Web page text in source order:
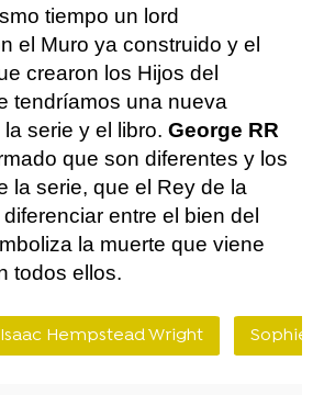
tiempo un lord
el Muro ya construido y el
crearon los Hijos del
tendríamos una nueva
serie y el libro. George RR
que son diferentes y los
la serie, que el Rey de la
entre el bien del
la muerte que viene
todos ellos.
Isaac Hempstead Wright Sophie